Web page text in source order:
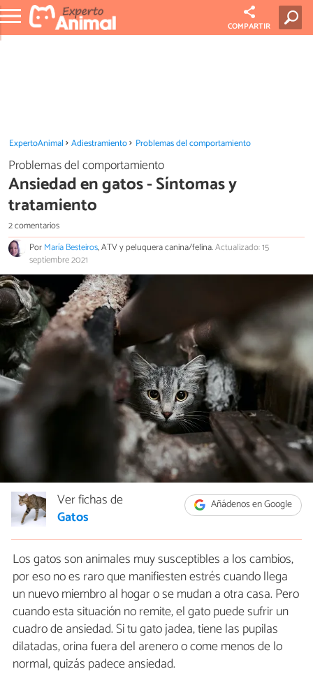
COMPARTIR
ExpertoAnimal Adiestramiento Problemas del comportamiento
Problemas del comportamiento
Ansiedad en gatos - Síntomas y
tratamiento
2 comentarios
PorMaría Besteiros, ATV y peluquera canina/felina.Actualizado: 15
septiembre 2021
Añádenos en Google
Ver fichas de
Gatos
Los gatos son animales muy susceptibles a los cambios,
por eso no es raro que manifiesten estrés cuando llega
un nuevo miembro al hogar o se mudan a otra casa. Pero
cuando esta situación no remite, el gato puede sufrir un
cuadro de ansiedad. Si tu gato jadea, tiene las pupilas
dilatadas, orina fuera del arenero o come menos de lo
normal, quizás padece ansiedad.